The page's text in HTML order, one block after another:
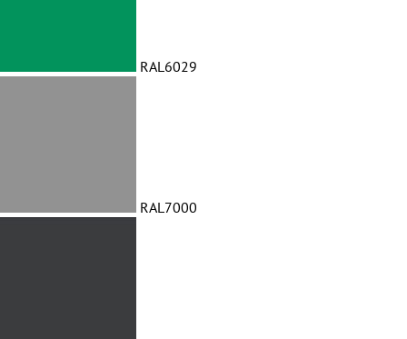
RAL6029
RAL7000